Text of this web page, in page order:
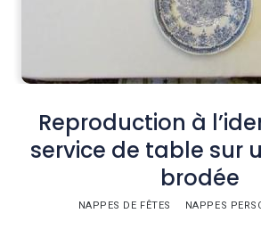
Reproduction à
service de table sur
brodée
NAPPES DE FÊTES NAPPES